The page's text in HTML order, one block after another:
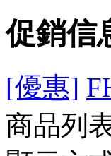
促銷信
[優惠]
商品列